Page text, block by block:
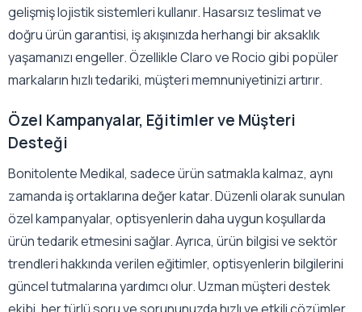
gelişmiş lojistik sistemleri kullanır. Hasarsız teslimat ve
doğru ürün garantisi, iş akışınızda herhangi bir aksaklık
yaşamanızı engeller. Özellikle Claro ve Rocio gibi popüler
markaların hızlı tedariki, müşteri memnuniyetinizi artırır.
Özel Kampanyalar, Eğitimler ve Müşteri
Desteği
Bonitolente Medikal, sadece ürün satmakla kalmaz, aynı
zamanda iş ortaklarına değer katar. Düzenli olarak sunulan
özel kampanyalar, optisyenlerin daha uygun koşullarda
ürün tedarik etmesini sağlar. Ayrıca, ürün bilgisi ve sektör
trendleri hakkında verilen eğitimler, optisyenlerin bilgilerini
güncel tutmalarına yardımcı olur. Uzman müşteri destek